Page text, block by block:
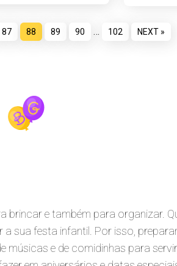
87 88 89 90 … 102 NEXT »
brincar e também para organizar.
sua festa infantil. Por isso,
e de comidinhas para